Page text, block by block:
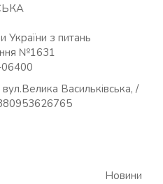
України з питань
№1631
06400
Васильківська, /
Новини